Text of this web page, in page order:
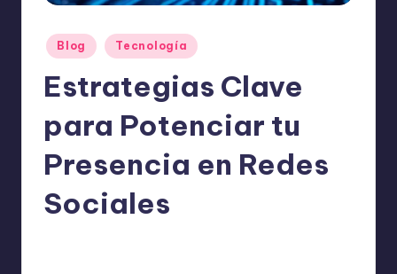
Publicado
en
Blog Tecnología
Estrategias Clave
para Potenciar tu
Presencia en Redes
Sociales